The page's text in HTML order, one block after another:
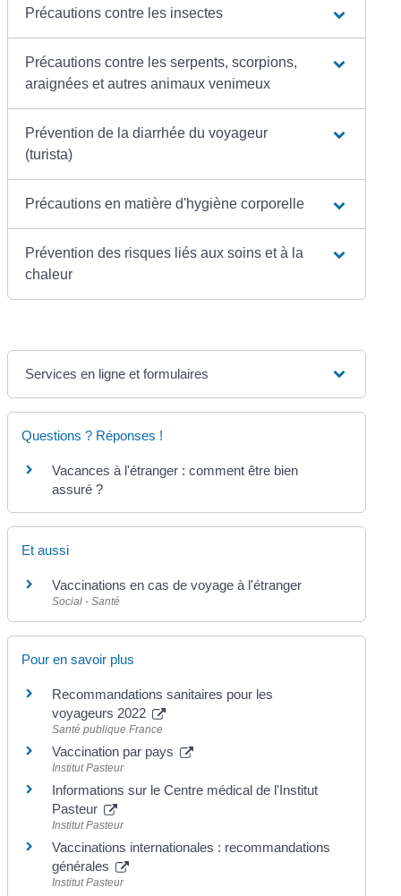
Précautions contre les insectes
Précautions contre les serpents, scorpions,
araignées et autres animaux venimeux
Prévention de la diarrhée du voyageur
(turista)
Précautions en matière d'hygiène corporelle
Prévention des risques liés aux soins et à la
chaleur
Services en ligne et formulaires
Questions ? Réponses !
Vacances à l'étranger : comment être bien
assuré ?
Et aussi
Vaccinations en cas de voyage à l'étranger
Social - Santé
Pour en savoir plus
Recommandations sanitaires pour les
voyageurs 2022
Santé publique France
Vaccination par pays
Institut Pasteur
Informations sur le Centre médical de l'Institut
Pasteur
Institut Pasteur
Vaccinations internationales : recommandations
générales
Institut Pasteur